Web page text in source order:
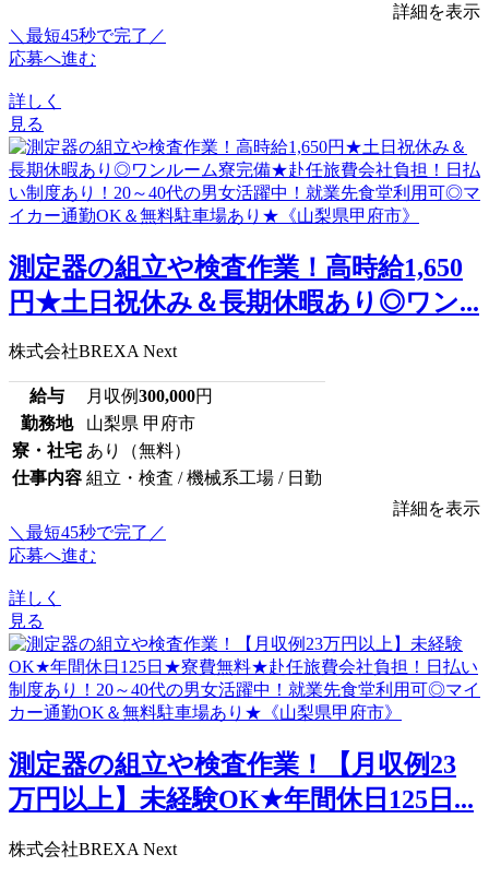
詳細を表示
＼最短45秒で完了／
応募へ進む
詳しく
見る
測定器の組立や検査作業！高時給1,650
円★土日祝休み＆長期休暇あり◎ワン...
株式会社BREXA Next
給与 月収例300,000円
勤務地
山梨県 甲府市
寮・社宅 あり（無料）
仕事内容 組立・検査 / 機械系工場 / 日勤
詳細を表示
＼最短45秒で完了／
応募へ進む
詳しく
見る
測定器の組立や検査作業！【月収例23
万円以上】未経験OK★年間休日125日...
株式会社BREXA Next